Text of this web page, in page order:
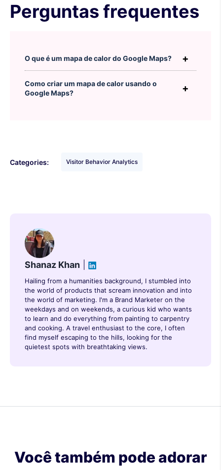
Perguntas frequentes
O que é um mapa de calor do Google Maps?
Como criar um mapa de calor usando o
Google Maps?
Categories: Visitor Behavior Analytics
Shanaz Khan
Hailing from a humanities background, I stumbled into
the world of products that scream innovation and into
the world of marketing. I'm a Brand Marketer on the
weekdays and on weekends, a curious kid who wants
to learn and do everything from painting to carpentry
and cooking. A travel enthusiast to the core, I often
find myself escaping to the hills, looking for the
quietest spots with breathtaking views.
Você também pode adorar